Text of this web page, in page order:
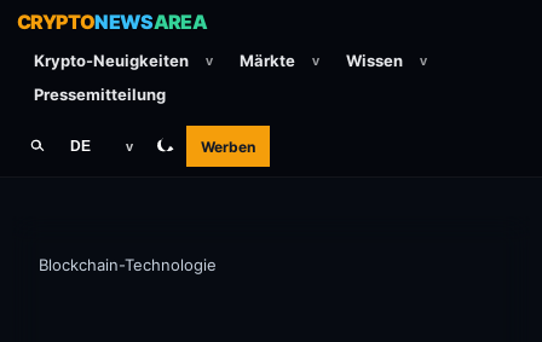
CRYPTONEWSAREA
Krypto-Neuigkeiten v Märkte v Wissen v
Pressemitteilung
DE v Werben
Blockchain-Technologie